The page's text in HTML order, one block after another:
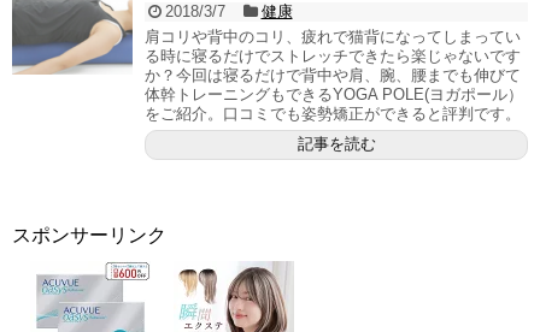
2018/3/7
健康
肩コリや背中のコリ、疲れで猫背になってしまってい
る時に寝るだけでストレッチできたら楽じゃないです
か？今回は寝るだけで背中や肩、腕、腰までも伸びて
体幹トレーニングもできるYOGA POLE(ヨガポール）
をご紹介。口コミでも姿勢矯正ができると評判です。
記事を読む
スポンサーリンク